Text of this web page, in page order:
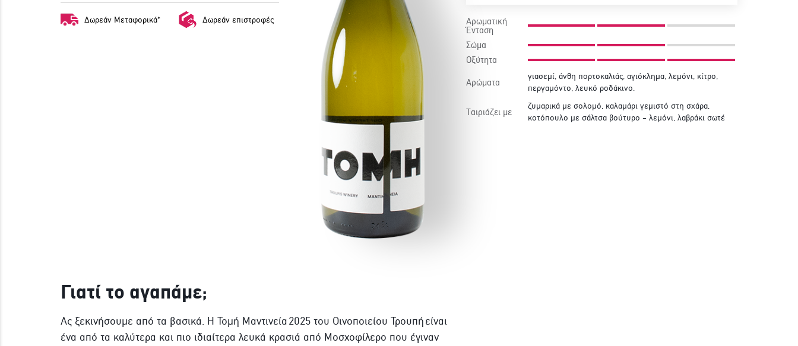
Δωρεάν Μεταφορικά* Δωρεάν επιστροφές
Γιατί το αγαπάμε;
Ας ξεκινήσουμε από τα βασικά. Η Τομή Μαντινεία 2025 του Οινοποιείου Τρουπή είναι
ένα από τα καλύτερα και πιο ιδιαίτερα λευκά κρασιά από Μοσχοφίλερο που έγιναν
Αρωματική
Ένταση
Σώμα
Οξύτητα
Αρώματα
γιασεμί, άνθη πορτοκαλιάς, αγιόκλημα, λεμόνι, κίτρο,
περγαμόντο, λευκό ροδάκινο.
Ταιριάζει με
ζυμαρικά με σολομό, καλαμάρι γεμιστό στη σχάρα,
κοτόπουλο με σάλτσα βούτυρο – λεμόνι, λαβράκι σωτέ